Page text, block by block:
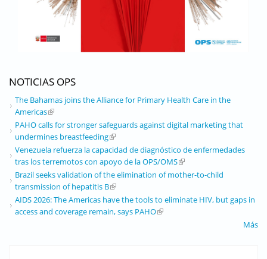
NOTICIAS OPS
The Bahamas joins the Alliance for Primary Health Care in the
Americas(link is external)
PAHO calls for stronger safeguards against digital marketing that
undermines breastfeeding(link is external)
Venezuela refuerza la capacidad de diagnóstico de enfermedades
tras los terremotos con apoyo de la OPS/OMS(link is external)
Brazil seeks validation of the elimination of mother-to-child
transmission of hepatitis B(link is external)
AIDS 2026: The Americas have the tools to eliminate HIV, but gaps in
access and coverage remain, says PAHO(link is external)
Más